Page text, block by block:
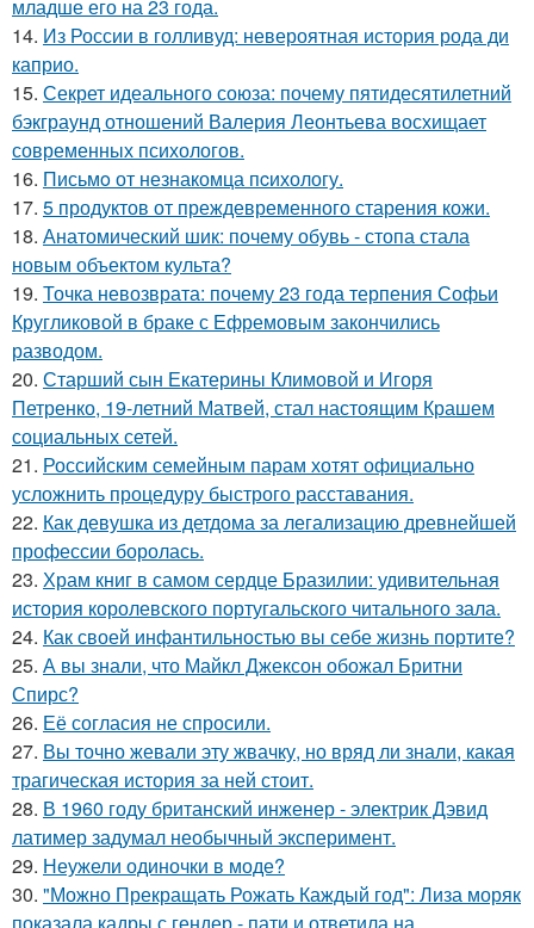
младше его на 23 года.
14. Из России в голливуд: невероятная история рода ди
каприо.
15. Секрет идеального союза: почему пятидесятилетний
бэкграунд отношений Валерия Леонтьева восхищает
современных психологов.
16. Письмo от незнакомца пcихологу.
17. 5 продуктов от преждевременного старения кожи.
18. Анатомический шик: почему обувь - стопа стала
новым объектом культа?
19. Точка невозврата: почему 23 года терпения Софьи
Кругликовой в браке с Ефремовым закончились
разводом.
20. Старший сын Екатерины Климовой и Игоря
Петренко, 19-летний Матвей, стал настоящим Крашем
социальных сетей.
21. Российским семейным парам хотят официально
усложнить процедуру быстрого расставания.
22. Как девушка из детдома за легализацию древнейшей
профессии боролась.
23. Храм книг в самом сердце Бразилии: удивительная
история королевского португальского читального зала.
24. Как своей инфантильностью вы себе жизнь портите?
25. А вы знали, что Майкл Джексон обожал Бритни
Спирс?
26. Её согласия не спросили.
27. Вы точно жевали эту жвачку, но вряд ли знали, какая
трагическая история за ней стоит.
28. В 1960 году британский инженер - электрик Дэвид
латимер задумал необычный эксперимент.
29. Неужели одиночки в моде?
30. "Можно Прекращать Рожать Каждый год": Лиза моряк
показала кадры с гендер - пати и ответила на